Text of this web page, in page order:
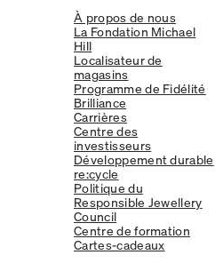
À propos de nous
La Fondation Michael
Hill
Localisateur de
magasins
Programme de Fidélité
Brilliance
Carrières
Centre des
investisseurs
Développement durable
re:cycle
Politique du
Responsible Jewellery
Council
Centre de formation
Cartes-cadeaux